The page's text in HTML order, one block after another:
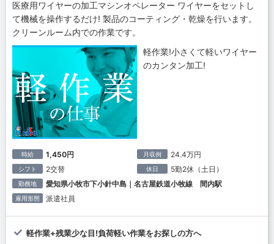
医療用ワイヤーの加工マシンオペレーター ワイヤーをセットし
て機械を操作するだけ! 製品のコーティング・乾燥を行います。
クリーンルーム内での作業です。
軽作業!小さくて軽いワイヤー
のカンタン加工!
時給 1,450円 月収例 24.4万円
シフト 2交替 休日 5勤2休（土日）
勤務地 愛知県小牧市下小針中島｜名古屋鉄道小牧線 間内駅
雇用形態 派遣社員
軽作業+残業少な目!負荷軽い作業をお探しの方へ